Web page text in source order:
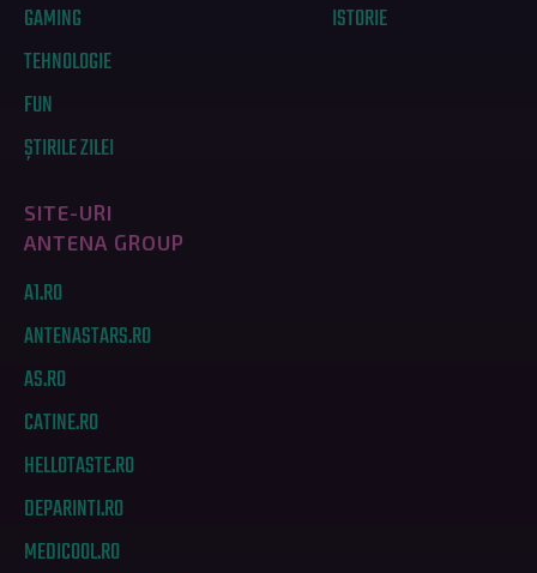
GAMING
TEHNOLOGIE
FUN
ȘTIRILE ZILEI
ISTORIE
SITE-URI
ANTENA GROUP
A1.RO
ANTENASTARS.RO
AS.RO
CATINE.RO
HELLOTASTE.RO
DEPARINTI.RO
MEDICOOL.RO